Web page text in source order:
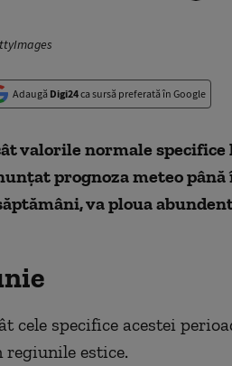
Adaugă Digi24ca sursă preferată în Google
valorile normale
prognoza meteo până
va ploua
cele specifice acestei
regiunile estice.